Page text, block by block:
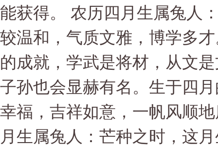
能获得。 农历四月生属兔人
较温和，气质文雅，博学多
的成就，学武是将材，从文
子孙也会显赫有名。生于四
幸福，吉祥如意，一帆风顺
月生属兔人：芒种之时，这